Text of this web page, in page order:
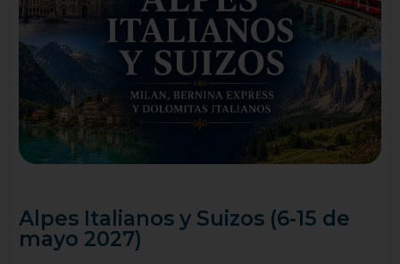
Alpes Italianos y Suizos (6-15 de
mayo 2027)